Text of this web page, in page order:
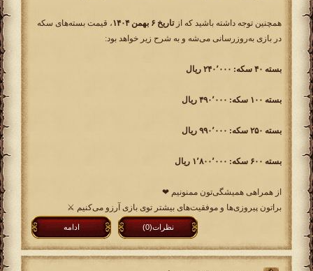
همچنین توجه داشته باشید که از تاریخ ۶ بهمن ۱۴۰۴
، قیمت بسته‌های سکه
در بازی به‌روزرسانی می‌شه و به شرح زیر خواهد بود:
بسته ۴۰ سکه: ۲۴۰٬۰۰۰ ریال
بسته ۱۰۰ سکه: ۴۹۰٬۰۰۰ ریال
بسته ۲۵۰ سکه: ۹۹۰٬۰۰۰ ریال
بسته ۶۰۰ سکه: ۱٬۸۰۰٬۰۰۰ ریال
از همراهی همیشگی‌تون ممنونیم ❤
براتون پیروزی‌ها و موفقیت‌های بیشتر توی بازی آرزو می‌کنیم ⚔
ادامه نظرات(0)